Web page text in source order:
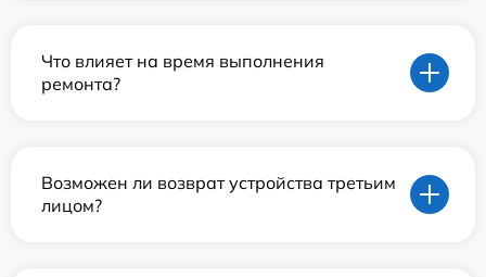
Что влияет на время выполнения
ремонта?
Возможен ли возврат устройства третьим
лицом?